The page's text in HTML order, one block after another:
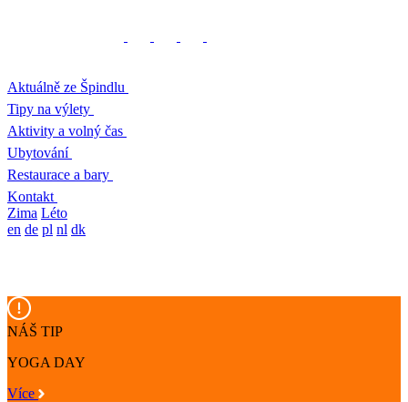
Aktuálně ze Špindlu
Tipy na výlety
Aktivity a volný čas
Ubytování
Restaurace a bary
Kontakt
Zima Léto
en de pl nl dk
NÁŠ TIP
YOGA DAY
Více